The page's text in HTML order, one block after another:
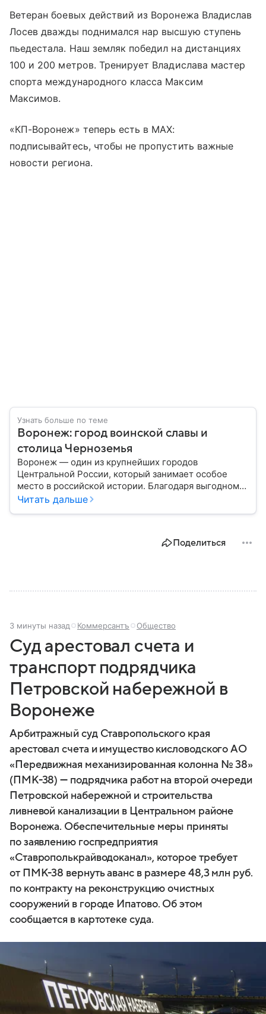
Ветеран боевых действий из Воронежа Владислав
Лосев дважды поднимался нар высшую ступень
пьедестала. Наш земляк победил на дистанциях
100 и 200 метров. Тренирует Владислава мастер
спорта международного класса Максим
Максимов.
«КП-Воронеж» теперь есть в МАХ:
подписывайтесь, чтобы не пропустить важные
новости региона.
Узнать больше по теме
Воронеж: город воинской славы и
столица Черноземья
Воронеж — один из крупнейших городов
Центральной России, который занимает особое
место в российской истории. Благодаря выгодному
расположению на юге европейской части страны
Читать дальше
Поделиться
3 минуты назад Коммерсантъ Общество
Суд арестовал счета и
транспорт подрядчика
Петровской набережной в
Воронеже
Арбитражный суд Ставропольского края
арестовал счета и имущество кисловодского АО
«Передвижная механизированная колонна № 38»
(ПМК-38) — подрядчика работ на второй очереди
Петровской набережной и строительства
ливневой канализации в Центральном районе
Воронежа. Обеспечительные меры приняты
по заявлению госпредприятия
«Ставрополькрайводоканал», которое требует
от ПМК-38 вернуть аванс в размере 48,3 млн руб.
по контракту на реконструкцию очистных
сооружений в городе Ипатово. Об этом
сообщается в картотеке суда.